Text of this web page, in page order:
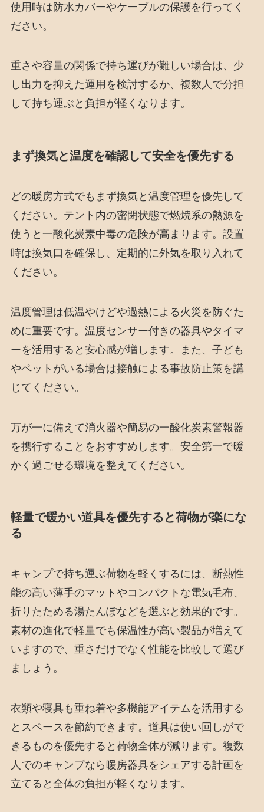
使用時は防水カバーやケーブルの保護を行ってく
ださい。
重さや容量の関係で持ち運びが難しい場合は、少
し出力を抑えた運用を検討するか、複数人で分担
して持ち運ぶと負担が軽くなります。
まず換気と温度を確認して安全を優先する
どの暖房方式でもまず換気と温度管理を優先して
ください。テント内の密閉状態で燃焼系の熱源を
使うと一酸化炭素中毒の危険が高まります。設置
時は換気口を確保し、定期的に外気を取り入れて
ください。
温度管理は低温やけどや過熱による火災を防ぐた
めに重要です。温度センサー付きの器具やタイマ
ーを活用すると安心感が増します。また、子ども
やペットがいる場合は接触による事故防止策を講
じてください。
万が一に備えて消火器や簡易の一酸化炭素警報器
を携行することをおすすめします。安全第一で暖
かく過ごせる環境を整えてください。
軽量で暖かい道具を優先すると荷物が楽にな
る
キャンプで持ち運ぶ荷物を軽くするには、断熱性
能の高い薄手のマットやコンパクトな電気毛布、
折りたためる湯たんぽなどを選ぶと効果的です。
素材の進化で軽量でも保温性が高い製品が増えて
いますので、重さだけでなく性能を比較して選び
ましょう。
衣類や寝具も重ね着や多機能アイテムを活用する
とスペースを節約できます。道具は使い回しがで
きるものを優先すると荷物全体が減ります。複数
人でのキャンプなら暖房器具をシェアする計画を
立てると全体の負担が軽くなります。